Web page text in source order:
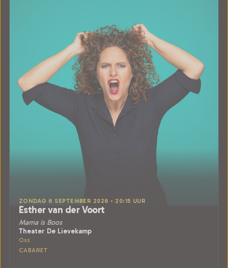
ZONDAG 6 SEPTEMBER 2026 • 20:15 UUR
Esther van der Voort
Mama is Boos
Theater De Lievekamp
Oss
CABARET